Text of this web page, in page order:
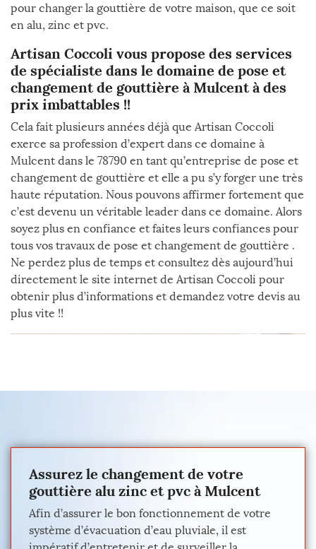
pour changer la gouttière de votre maison, que ce soit
en alu, zinc et pvc.
Artisan Coccoli vous propose des services
de spécialiste dans le domaine de pose et
changement de gouttière à Mulcent à des
prix imbattables !!
Cela fait plusieurs années déjà que Artisan Coccoli
exerce sa profession d’expert dans ce domaine à
Mulcent dans le 78790 en tant qu’entreprise de pose et
changement de gouttière et elle a pu s’y forger une très
haute réputation. Nous pouvons affirmer fortement que
c’est devenu un véritable leader dans ce domaine. Alors
soyez plus en confiance et faites leurs confiances pour
tous vos travaux de pose et changement de gouttière .
Ne perdez plus de temps et consultez dès aujourd’hui
directement le site internet de Artisan Coccoli pour
obtenir plus d’informations et demandez votre devis au
plus vite !!
Assurez le changement de votre
gouttière alu zinc et pvc à Mulcent
Afin d’assurer le bon fonctionnement de votre
système d’évacuation d’eau pluviale, il est